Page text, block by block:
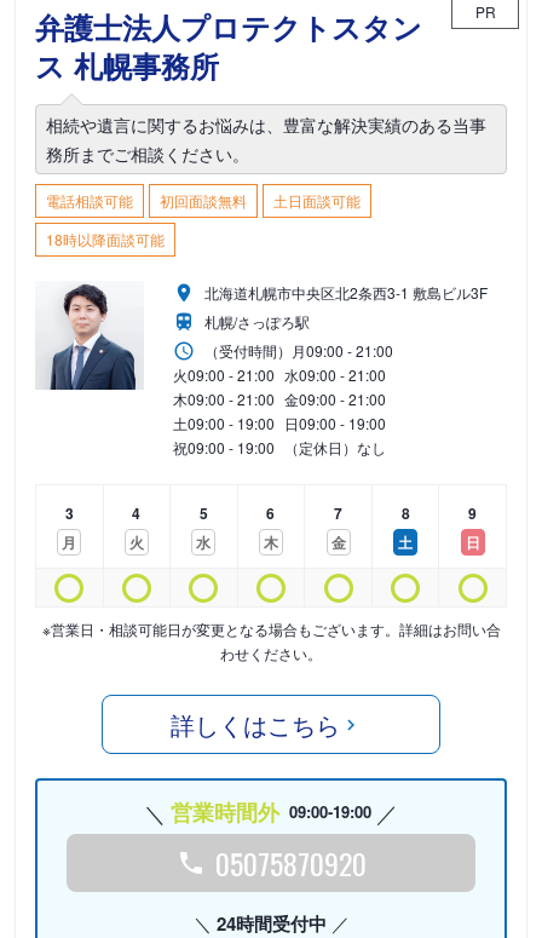
弁護士法人プロテクトスタン
ス 札幌事務所
PR
相続や遺言に関するお悩みは、豊富な解決実績のある当事
務所までご相談ください。
電話相談可能 初回面談無料
土日面談可能
18時以降面談可能
北海道札幌市中央区北2条西3-1 敷島ビル3F
札幌/さっぽろ駅
（受付時間） 月09:00 - 21:00
火09:00 - 21:00 水09:00 - 21:00
木09:00 - 21:00 金09:00 - 21:00
土09:00 - 19:00 日09:00 - 19:00
祝09:00 - 19:00 （定休日）なし
3
月
4
火
5
水
6
木
7
金
8
土
9
日
※営業日・相談可能日が変更となる場合もございます。詳細はお問い合
わせください。
詳しくはこちら
営業時間外 09:00-19:00
05075870920
24時間受付中